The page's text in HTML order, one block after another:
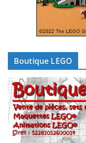
Boutique LEGO